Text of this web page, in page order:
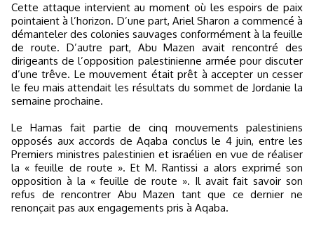
Cette attaque intervient au moment où les espoirs de paix
pointaient à l’horizon. D’une part, Ariel Sharon a commencé à
démanteler des colonies sauvages conformément à la feuille
de route. D’autre part, Abu Mazen avait rencontré des
dirigeants de l’opposition palestinienne armée pour discuter
d’une trêve. Le mouvement était prêt à accepter un cesser
le feu mais attendait les résultats du sommet de Jordanie la
semaine prochaine.
Le Hamas fait partie de cinq mouvements palestiniens
opposés aux accords de Aqaba conclus le 4 juin, entre les
Premiers ministres palestinien et israélien en vue de réaliser
la « feuille de route ». Et M. Rantissi a alors exprimé son
opposition à la « feuille de route ». Il avait fait savoir son
refus de rencontrer Abu Mazen tant que ce dernier ne
renonçait pas aux engagements pris à Aqaba.